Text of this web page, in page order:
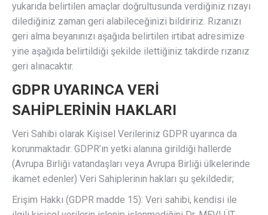
yukarıda belirtilen amaçlar doğrultusunda verdiğiniz rızayı
dilediğiniz zaman geri alabileceğinizi bildiririz. Rızanızı
geri alma beyanınızı aşağıda belirtilen irtibat adresimize
yine aşağıda belirtildiği şekilde ilettiğiniz takdirde rızanız
geri alınacaktır.
GDPR UYARINCA VERİ
SAHİPLERİNİN HAKLARI
Veri Sahibi olarak Kişisel Verileriniz GDPR uyarınca da
korunmaktadır. GDPR’ın yetki alanına girildiği hallerde
(Avrupa Birliği vatandaşları veya Avrupa Birliği ülkelerinde
ikamet edenler) Veri Sahiplerinin hakları şu şekildedir;
Erişim Hakkı (GDPR madde 15): Veri sahibi, kendisi ile